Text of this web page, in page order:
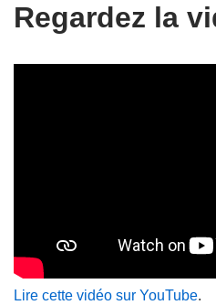
Regardez la
Lire cette vidéo sur YouTube.